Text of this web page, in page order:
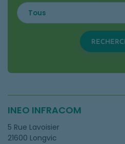
INEO INFRACOM
5 Rue Lavoisier
21600 Longvic